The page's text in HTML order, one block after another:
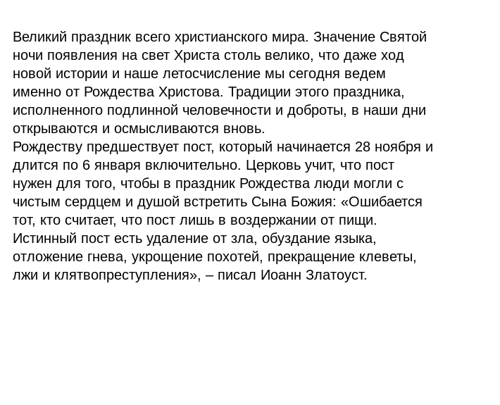
Великий праздник всего христианского мира. Значение Святой
ночи появления на свет Христа столь велико, что даже ход
новой истории и наше летосчисление мы сегодня ведем
именно от Рождества Христова. Традиции этого праздника,
исполненного подлинной человечности и доброты, в наши дни
открываются и осмысливаются вновь.
Рождеству предшествует пост, который начинается 28 ноября и
длится по 6 января включительно. Церковь учит, что пост
нужен для того, чтобы в праздник Рождества люди могли с
чистым сердцем и душой встретить Сына Божия: «Ошибается
тот, кто считает, что пост лишь в воздержании от пищи.
Истинный пост есть удаление от зла, обуздание языка,
отложение гнева, укрощение похотей, прекращение клеветы,
лжи и клятвопреступления», – писал Иоанн Златоуст.